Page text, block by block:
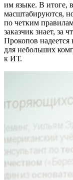
им языке. В итоге,
масштабируются,
по четким
заказчик знает, за
Прокопов надеется
для небольших
к ИТ.